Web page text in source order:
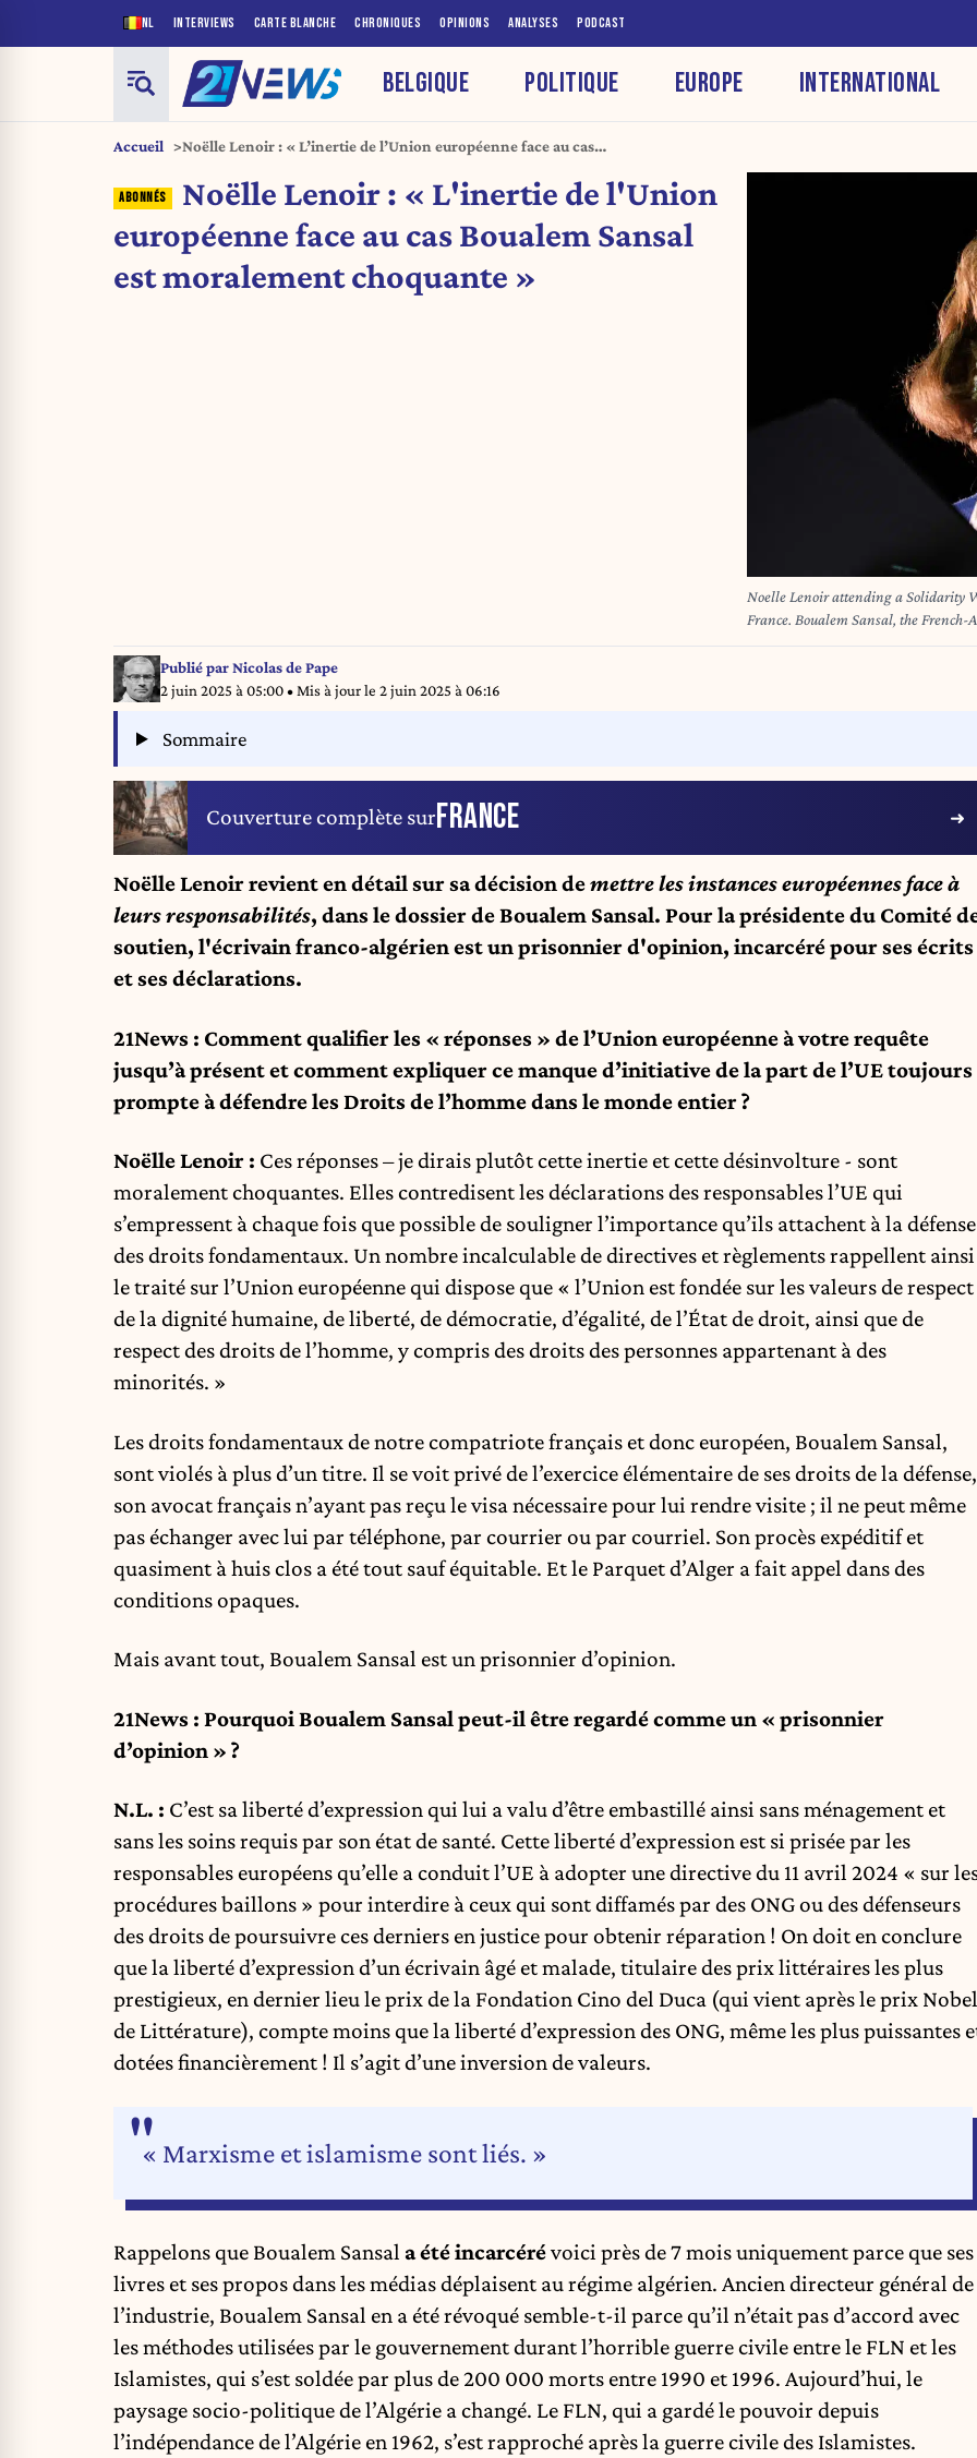
NL INTERVIEWS CARTE BLANCHE CHRONIQUES OPINIONS ANALYSES PODCAST
BELGIQUE POLITIQUE EUROPE INTERNATIONAL
Accueil
Noëlle Lenoir : « L’inertie de l’Union européenne face au cas
Noëlle Lenoir : « L'inertie de l'Union
européenne face au cas Boualem Sansal
est moralement choquante »
Noelle Lenoir attending a Solidarity
France. Boualem Sansal, the
security charges, has been
Publié parNicolas de Pape
2 juin 2025 à 05:00• Mis à jour le 2 juin 2025 à 06:16
Sommaire
Couverture complète surFRANCE
Noëlle Lenoir revient en détail sur sa décision demettre les instances européennes face à
leurs responsabilités, dans le dossier de Boualem Sansal. Pour la présidente du Comité
soutien, l'écrivain franco-algérien est un prisonnier d'opinion, incarcéré pour ses écrits
et ses déclarations.
21News : Comment qualifier les « réponses » de l’Union européenne à votre requête
jusqu’à présent et comment expliquer ce manque d’initiative de la part de l’UE toujours
prompte à défendre les Droits de l’homme dans le monde entier ?
Noëlle Lenoir : Ces réponses – je dirais plutôt cette inertie et cette désinvolture - sont
moralement choquantes. Elles contredisent les déclarations des responsables l’UE qui
s’empressent à chaque fois que possible de souligner l’importance qu’ils attachent à la défense
des droits fondamentaux. Un nombre incalculable de directives et règlements rappellent ainsi
le traité sur l’Union européenne qui dispose que « l’Union est fondée sur les valeurs de respect
de la dignité humaine, de liberté, de démocratie, d’égalité, de l’État de droit, ainsi que de
respect des droits de l’homme, y compris des droits des personnes appartenant à des
minorités. »
Les droits fondamentaux de notre compatriote français et donc européen, Boualem Sansal,
sont violés à plus d’un titre. Il se voit privé de l’exercice élémentaire de ses droits de la défense,
son avocat français n’ayant pas reçu le visa nécessaire pour lui rendre visite ; il ne peut même
pas échanger avec lui par téléphone, par courrier ou par courriel. Son procès expéditif et
quasiment à huis clos a été tout sauf équitable. Et le Parquet d’Alger a fait appel dans des
conditions opaques.
Mais avant tout, Boualem Sansal est un prisonnier d’opinion.
21News : Pourquoi Boualem Sansal peut-il être regardé comme un « prisonnier
d’opinion » ?
N.L. : C’est sa liberté d’expression qui lui a valu d’être embastillé ainsi sans ménagement et
sans les soins requis par son état de santé. Cette liberté d’expression est si prisée par les
responsables européens qu’elle a conduit l’UE à adopter une directive du 11 avril 2024 « sur
procédures baillons » pour interdire à ceux qui sont diffamés par des ONG ou des défenseurs
des droits de poursuivre ces derniers en justice pour obtenir réparation ! On doit en conclure
que la liberté d’expression d’un écrivain âgé et malade, titulaire des prix littéraires les plus
prestigieux, en dernier lieu le prix de la Fondation Cino del Duca (qui vient après le prix Nobel
de Littérature), compte moins que la liberté d’expression des ONG, même les plus puissantes
dotées financièrement ! Il s’agit d’une inversion de valeurs.
« Marxisme et islamisme sont liés. »
Rappelons que Boualem Sansal a été incarcérévoici près de 7 mois uniquement parce que ses
livres et ses propos dans les médias déplaisent au régime algérien. Ancien directeur général de
l’industrie, Boualem Sansal en a été révoqué semble-t-il parce qu’il n’était pas d’accord avec
les méthodes utilisées par le gouvernement durant l’horrible guerre civile entre le FLN et les
Islamistes, qui s’est soldée par plus de 200 000 morts entre 1990 et 1996. Aujourd’hui, le
paysage socio-politique de l’Algérie a changé. Le FLN, qui a gardé le pouvoir depuis
l’indépendance de l’Algérie en 1962, s’est rapproché après la guerre civile des Islamistes.